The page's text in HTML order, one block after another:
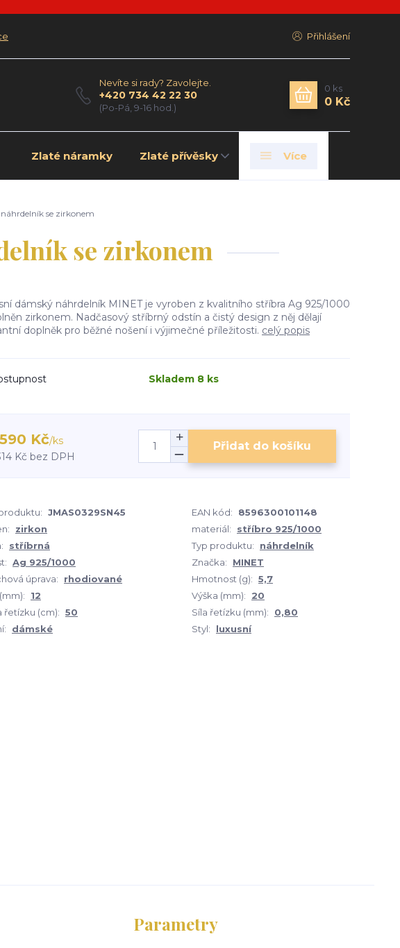
Přihlášení
Nevíte si rady? Zavolejte.
+420 734 42 22 30
(Po-Pá, 9-16 hod.)
0 ks
0 Kč
Zlaté náramky Zlaté přívěsky Více
se zirkonem
se zirkonem
dámský náhrdelník MINET je vyroben z kvalitního stříbra Ag 925/1000
zirkonem. Nadčasový stříbrný odstín a čistý design z něj dělají
doplněk pro běžné nošení i výjimečné příležitosti. celý popis
Skladem 8 ks
Kč/ks
Kč bez DPH
Přidat do košíku
JMAS0329SN45 EAN kód:
8596300101148
zirkon materiál:
stříbro 925/1000
stříbrná Typ produktu:
náhrdelník
Ag 925/1000 Značka:
MINET
úprava:
rhodiované Hmotnost (g): 5,7
12 Výška (mm):
20
řetízku (cm): 50 Síla řetízku (mm):
0,80
dámské Styl: luxusní
Parametry